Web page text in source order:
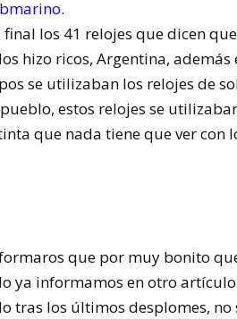
los 41 relojes que dicen
hizo ricos, Argentina, además
se utilizaban los relojes de
estos relojes se
que nada tiene que ver con
que por muy bonito
ya informamos en otro
tras los últimos desplomes, no